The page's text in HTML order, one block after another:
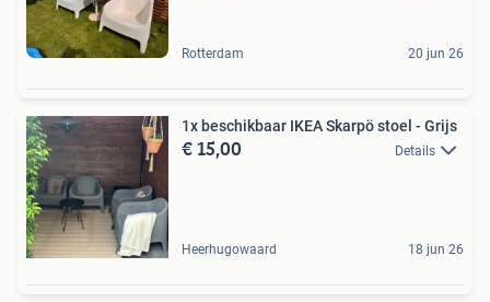
Rotterdam 20 jun 26
1x beschikbaar IKEA Skarpö stoel - Grijs
€ 15,00 Details
Heerhugowaard 18 jun 26